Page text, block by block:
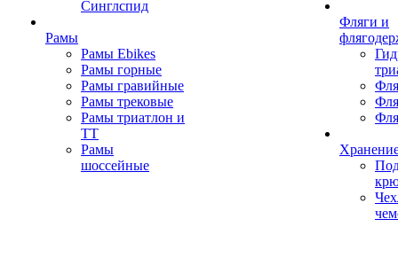
Синглспид
Рамы
Рамы Ebikes
Рамы горные
Рамы гравийные
Рамы трековые
Рамы триатлон и
ТТ
Рамы
шоссейные
Фляги и